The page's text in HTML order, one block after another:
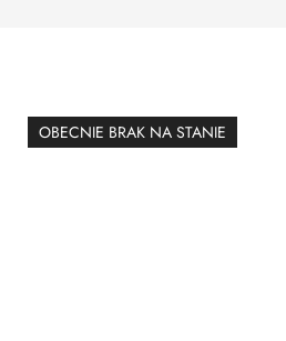
OBECNIE BRAK NA STANIE